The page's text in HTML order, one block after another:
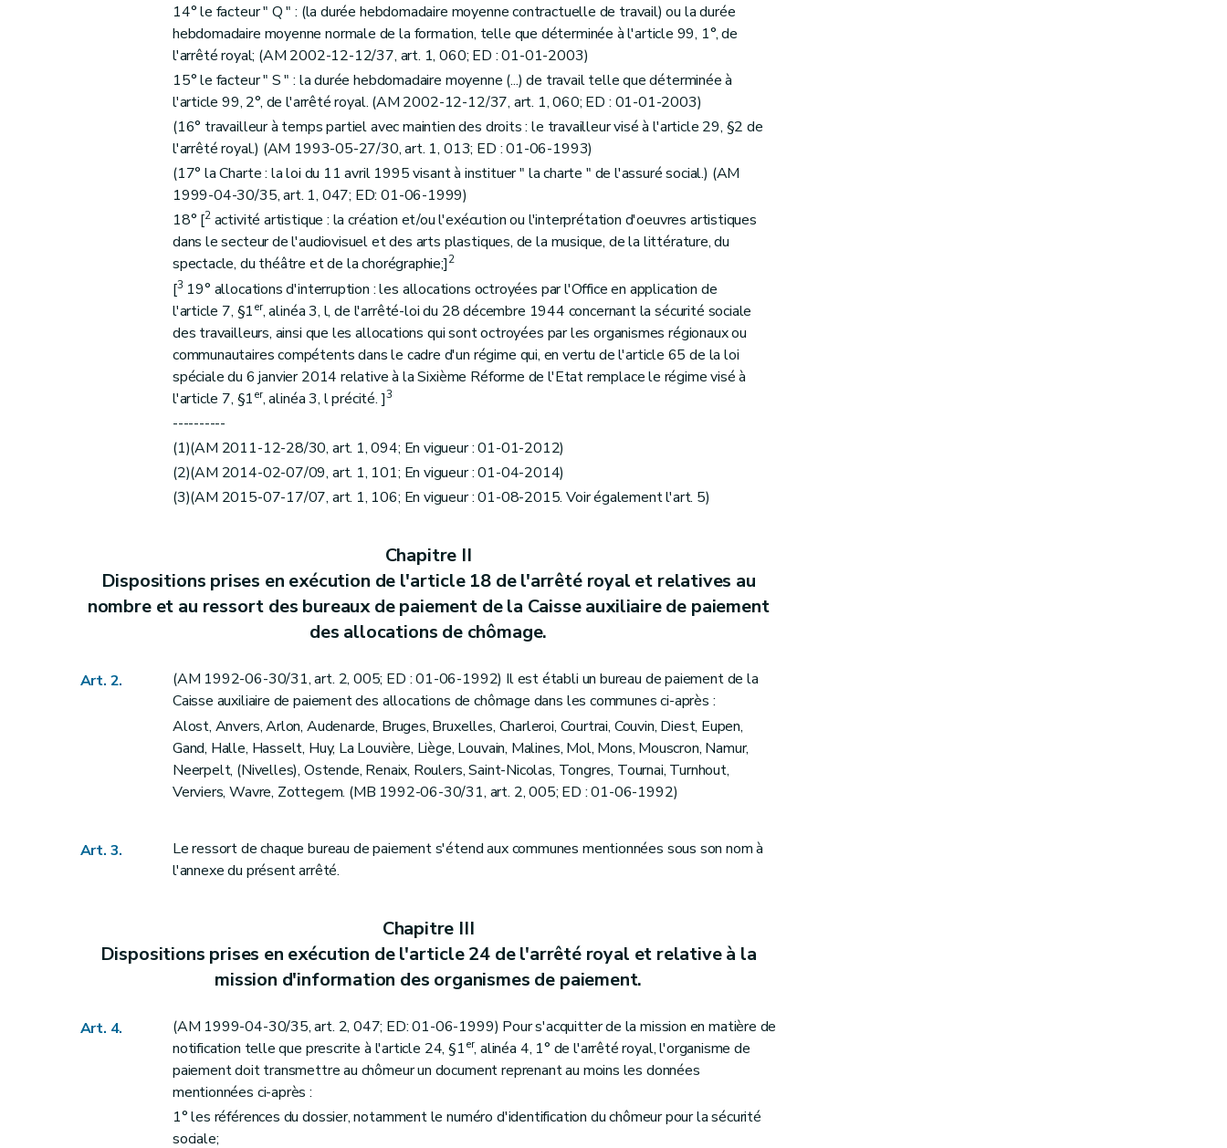
bis
bis
Chapitre X (...) (AM 2006-03-05/37, art. 6, 074; ED : 15-12-2005)
bis
Dispositions prises en exécution des articles 79 1[et 79bis]1 de l'arrêté royal et relatives à l'occupation de chômeurs par une agence locale pour l'emploi.
Chapitre XII Dispositions prises en exécution des articles 81 et 82 de l'arrêté royal et relatives au chômage de longue durée. (AM 1992-06-30/30, art. 1, 004; ED : 01-07-1992)
Dispositions prises en exécution de l'article 90 de l'arrêté royal et relatives à la dispense pour le chômeur qui se trouve dans une situation difficile sur le plan social et familial.
Art. 58
Chapitre XIV Dispositions prises en exécution des articles 110, 119, 123 et 129 de l'arrêté royal et relatives au montant de l'allocation journalière.
Notions de cohabitation, revenus professionnels, revenus de remplacement et parents adoptifs.
Art. 60
Art. 61
Art. 62
Art. 63
Art. 64
Art. 65
Art. 66
Art. 69
Notion de passé professionnel en tant que salarié.
Section IV [1Notions de "période de reprise de travail", "journées d'interruption de l'occupation" et "journées de travail ou journées assimilées dans l'industrie hôtelière"]
Art. 71
Section V Notion de rémunération journalière moyenne pour le travailleur handicapé. (abrogée) (AM 2003-04-08/48, art. 2, 064; ED : 01-04-2003)
Art. 72
Art. 73
14° le facteur " Q " : (la durée hebdomadaire moyenne contractuelle de travail) ou la durée
hebdomadaire moyenne normale de la formation, telle que déterminée à l'article 99, 1°, de
l'arrêté royal; (AM 2002-12-12/37, art. 1, 060; ED : 01-01-2003)
15° le facteur " S " : la durée hebdomadaire moyenne (...) de travail telle que déterminée à
l'article 99, 2°, de l'arrêté royal. (AM 2002-12-12/37, art. 1, 060; ED : 01-01-2003)
(16° travailleur à temps partiel avec maintien des droits : le travailleur visé à l'article 29, §2 de
l'arrêté royal.) (AM 1993-05-27/30, art. 1, 013; ED : 01-06-1993)
(17° la Charte : la loi du 11 avril 1995 visant à instituer " la charte " de l'assuré social.) (AM
1999-04-30/35, art. 1, 047; ED: 01-06-1999)
18° [2activité artistique : la création et/ou l'exécution ou l'interprétation d'oeuvres artistiques
dans le secteur de l'audiovisuel et des arts plastiques, de la musique, de la littérature, du
spectacle, du théâtre et de la chorégraphie;]2
[3 19° allocations d'interruption : les allocations octroyées par l'Office en application de
l'article 7, §1er, alinéa 3, l, de l'arrêté-loi du 28 décembre 1944 concernant la sécurité sociale
des travailleurs, ainsi que les allocations qui sont octroyées par les organismes régionaux ou
communautaires compétents dans le cadre d'un régime qui, en vertu de l'article 65 de la loi
spéciale du 6 janvier 2014 relative à la Sixième Réforme de l'Etat remplace le régime visé à
l'article 7, §1er, alinéa 3, l précité. ]3
----------
(1)(AM 2011-12-28/30, art. 1, 094; En vigueur : 01-01-2012)
(2)(AM 2014-02-07/09, art. 1, 101; En vigueur : 01-04-2014)
(3)(AM 2015-07-17/07, art. 1, 106; En vigueur : 01-08-2015. Voir également l'art. 5)
Chapitre II
Dispositions prises en exécution de l'article 18 de l'arrêté royal et relatives au
nombre et au ressort des bureaux de paiement de la Caisse auxiliaire de paiement
des allocations de chômage.
Art. 2.
(AM 1992-06-30/31, art. 2, 005; ED : 01-06-1992) Il est établi un bureau de paiement de la
Caisse auxiliaire de paiement des allocations de chômage dans les communes ci-après :
Alost, Anvers, Arlon, Audenarde, Bruges, Bruxelles, Charleroi, Courtrai, Couvin, Diest, Eupen,
Gand, Halle, Hasselt, Huy, La Louvière, Liège, Louvain, Malines, Mol, Mons, Mouscron, Namur,
Neerpelt, (Nivelles), Ostende, Renaix, Roulers, Saint-Nicolas, Tongres, Tournai, Turnhout,
Verviers, Wavre, Zottegem. (MB 1992-06-30/31, art. 2, 005; ED : 01-06-1992)
Art. 3.
Le ressort de chaque bureau de paiement s'étend aux communes mentionnées sous son nom à
l'annexe du présent arrêté.
Chapitre III
Dispositions prises en exécution de l'article 24 de l'arrêté royal et relative à la
mission d'information des organismes de paiement.
Art. 4.
(AM 1999-04-30/35, art. 2, 047; ED: 01-06-1999) Pour s'acquitter de la mission en matière de
notification telle que prescrite à l'article 24, §1er, alinéa 4, 1° de l'arrêté royal, l'organisme de
paiement doit transmettre au chômeur un document reprenant au moins les données
mentionnées ci-après :
1° les références du dossier, notamment le numéro d'identification du chômeur pour la sécurité
sociale;